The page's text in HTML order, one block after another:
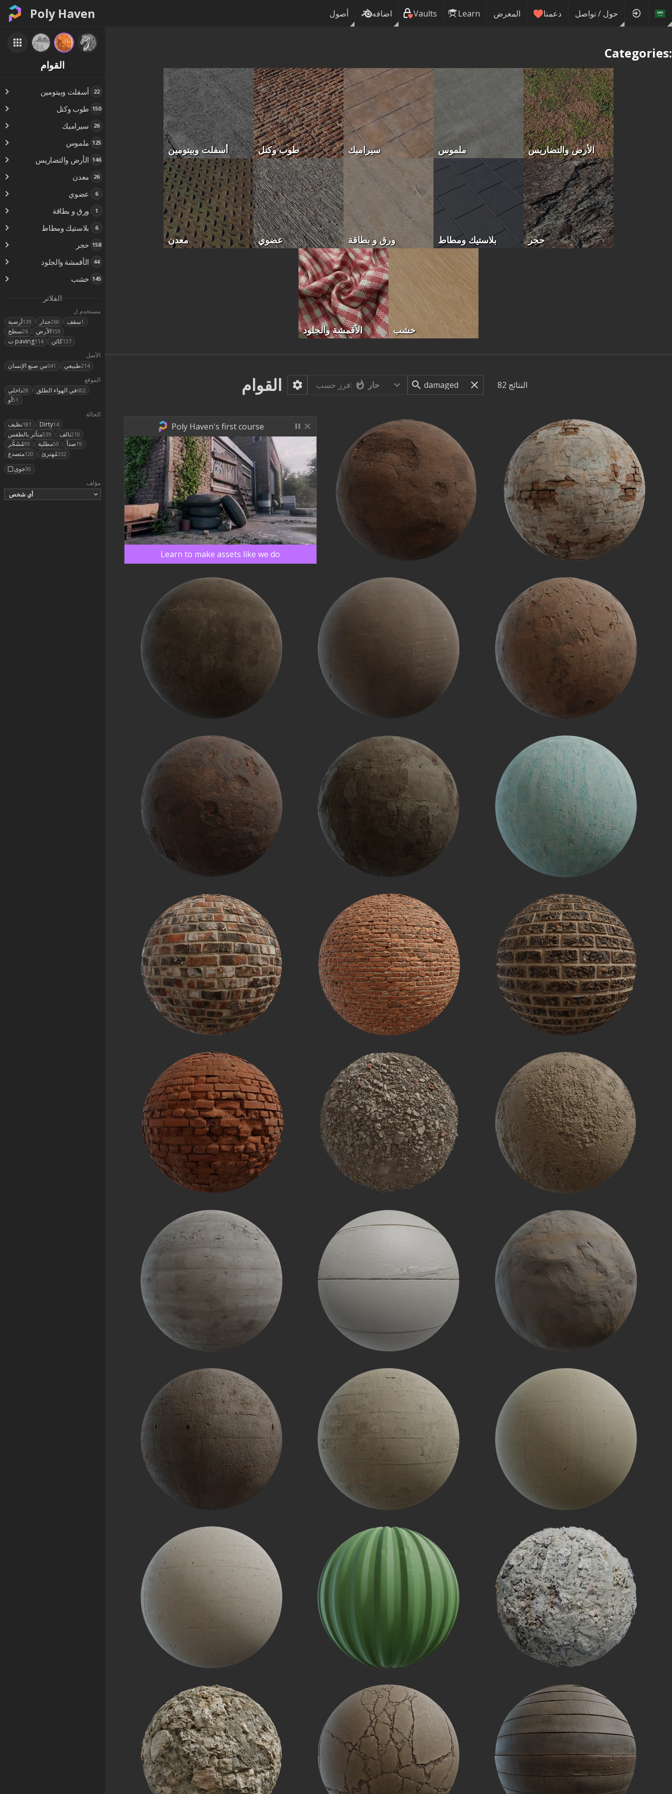
Poly Haven أصول اضافه Vaults Learn المعرض دعمنا حول / تواصل
القوام
أسفلت وبيتومين 22
طوب وكتل 150
سيراميك 26
ملموس 125
الأرض والتضاريس 146
معدن 26
عضوي 6
ورق و بطاقة 1
بلاستيك ومطاط 6
حجر 158
الأقمشة والجلود 44
خشب 145
الفلاتر
مستخدم ل
أرضية139 جدار260 سقف1
سطح26 الأرض159
ت paving114 كائن137
الأصل
من صنع الإنسان641 طبيعي214
الموقع
داخلي28 في الهواء الطلق602
أو51
الحالة
نظيف181 Dirty14
متأثر بالطقس539 تالف210
مُشَجَّر99 مطلية50 صدأ19
متصدع120 مُهترئ332
جوي30
مؤلف
أي شخص
Categories:
أسفلت وبيتومين طوب وكتل سيراميك ملموس الأرض والتضاريس
معدن عضوي ورق و بطاقة بلاستيك ومطاط حجر
الأقمشة والجلود خشب
القوام فرز حسب: حار 82 النتائج
Poly Haven's first course
Learn to make assets like we do